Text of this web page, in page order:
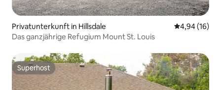
Privatunterkunft in Hillsdale
4,94 (16)
Das ganzjährige Refugium Mount St. Louis
Superhost
Superhost